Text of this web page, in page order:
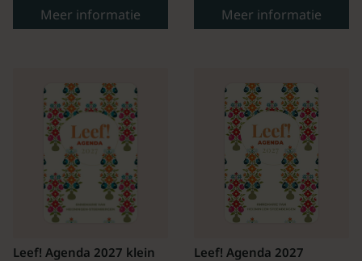
Meer informatie Meer informatie
Leef! Agenda 2027 klein
Leef! Agenda 2027